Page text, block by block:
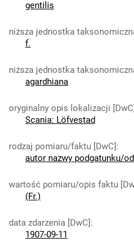
gentilis
niższa jednostka
f.
niższa jednostka
agardhiana
oryginalny opis lokalizacji [DwC]
Scania: Löfvestad
rodzaj pomiaru/faktu [DwC]:
autor nazwy podgatunku/
wartość pomiaru/opis faktu
(Fr.)
data zdarzenia [DwC]:
1907-09-11